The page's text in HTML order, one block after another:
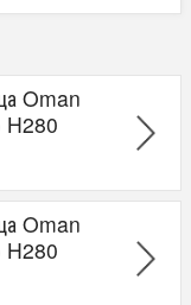
Oman
H280
Oman
H280